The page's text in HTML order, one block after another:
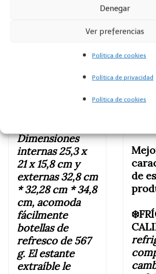
Denegar
Ver preferencias
Política de cookies
Política de privacidad
Política de cookies
características
Dimensiones
internas 25,3 x
21 x 15,8 cm y
externas 32,8 cm
* 32,28 cm * 34,8
cm, acomoda
fácilmente
botellas de
refresco de 567
g. El estante
extraíble le
de